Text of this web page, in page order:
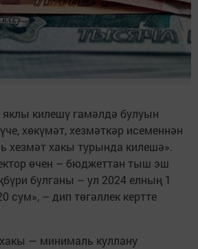
яклы килешү гамәлдә булуын
хөкүмәт, хезмәткәр исеменнән
хезмәт хакы турында килешә».
өчен – бюджеттан тыш эш
булганы – ул 2024 елның 1
сум», – дип төгәллек кертте
— минималь куллану